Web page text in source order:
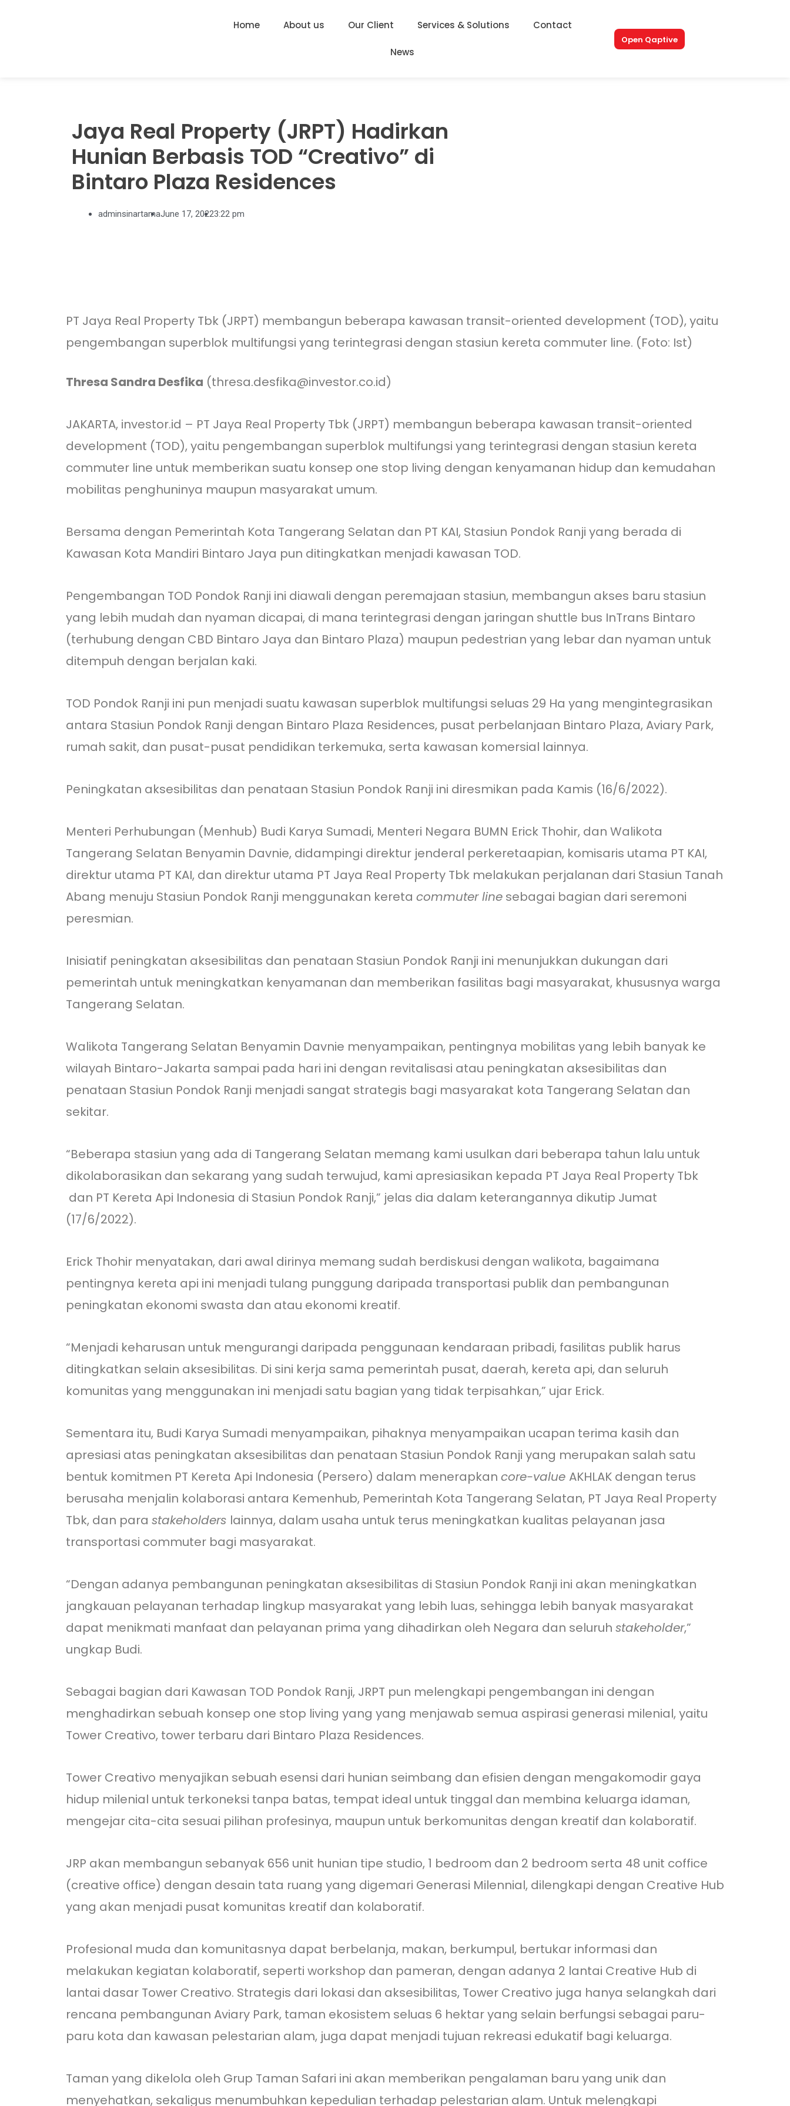
Home About us Our Client Services & Solutions Contact
News
Open Qaptive
Jaya Real Property (JRPT) Hadirkan
Hunian Berbasis TOD “Creativo” di
Bintaro Plaza Residences
adminsinartamaJune 17, 20223:22 pm
PT Jaya Real Property Tbk (JRPT) membangun beberapa kawasan transit-oriented development (TOD), yaitu
pengembangan superblok multifungsi yang terintegrasi dengan stasiun kereta commuter line. (Foto: Ist)
Thresa Sandra Desfika (thresa.desfika@investor.co.id)
JAKARTA, investor.id – PT Jaya Real Property Tbk (JRPT) membangun beberapa kawasan transit-oriented
development (TOD), yaitu pengembangan superblok multifungsi yang terintegrasi dengan stasiun kereta
commuter line untuk memberikan suatu konsep one stop living dengan kenyamanan hidup dan kemudahan
mobilitas penghuninya maupun masyarakat umum.
Bersama dengan Pemerintah Kota Tangerang Selatan dan PT KAI, Stasiun Pondok Ranji yang berada di
Kawasan Kota Mandiri Bintaro Jaya pun ditingkatkan menjadi kawasan TOD.
Pengembangan TOD Pondok Ranji ini diawali dengan peremajaan stasiun, membangun akses baru stasiun
yang lebih mudah dan nyaman dicapai, di mana terintegrasi dengan jaringan shuttle bus InTrans Bintaro
(terhubung dengan CBD Bintaro Jaya dan Bintaro Plaza) maupun pedestrian yang lebar dan nyaman untuk
ditempuh dengan berjalan kaki.
TOD Pondok Ranji ini pun menjadi suatu kawasan superblok multifungsi seluas 29 Ha yang mengintegrasikan
antara Stasiun Pondok Ranji dengan Bintaro Plaza Residences, pusat perbelanjaan Bintaro Plaza, Aviary Park,
rumah sakit, dan pusat-pusat pendidikan terkemuka, serta kawasan komersial lainnya.
Peningkatan aksesibilitas dan penataan Stasiun Pondok Ranji ini diresmikan pada Kamis (16/6/2022).
Menteri Perhubungan (Menhub) Budi Karya Sumadi, Menteri Negara BUMN Erick Thohir, dan Walikota
Tangerang Selatan Benyamin Davnie, didampingi direktur jenderal perkeretaapian, komisaris utama PT KAI,
direktur utama PT KAI, dan direktur utama PT Jaya Real Property Tbk melakukan perjalanan dari Stasiun Tanah
Abang menuju Stasiun Pondok Ranji menggunakan kereta commuter line sebagai bagian dari seremoni
peresmian.
Inisiatif peningkatan aksesibilitas dan penataan Stasiun Pondok Ranji ini menunjukkan dukungan dari
pemerintah untuk meningkatkan kenyamanan dan memberikan fasilitas bagi masyarakat, khususnya warga
Tangerang Selatan.
Walikota Tangerang Selatan Benyamin Davnie menyampaikan, pentingnya mobilitas yang lebih banyak ke
wilayah Bintaro-Jakarta sampai pada hari ini dengan revitalisasi atau peningkatan aksesibilitas dan
penataan Stasiun Pondok Ranji menjadi sangat strategis bagi masyarakat kota Tangerang Selatan dan
sekitar.
“Beberapa stasiun yang ada di Tangerang Selatan memang kami usulkan dari beberapa tahun lalu untuk
dikolaborasikan dan sekarang yang sudah terwujud, kami apresiasikan kepada PT Jaya Real Property Tbk
dan PT Kereta Api Indonesia di Stasiun Pondok Ranji,” jelas dia dalam keterangannya dikutip Jumat
(17/6/2022).
Erick Thohir menyatakan, dari awal dirinya memang sudah berdiskusi dengan walikota, bagaimana
pentingnya kereta api ini menjadi tulang punggung daripada transportasi publik dan pembangunan
peningkatan ekonomi swasta dan atau ekonomi kreatif.
“Menjadi keharusan untuk mengurangi daripada penggunaan kendaraan pribadi, fasilitas publik harus
ditingkatkan selain aksesibilitas. Di sini kerja sama pemerintah pusat, daerah, kereta api, dan seluruh
komunitas yang menggunakan ini menjadi satu bagian yang tidak terpisahkan,” ujar Erick.
Sementara itu, Budi Karya Sumadi menyampaikan, pihaknya menyampaikan ucapan terima kasih dan
apresiasi atas peningkatan aksesibilitas dan penataan Stasiun Pondok Ranji yang merupakan salah satu
bentuk komitmen PT Kereta Api Indonesia (Persero) dalam menerapkan core-value AKHLAK dengan terus
berusaha menjalin kolaborasi antara Kemenhub, Pemerintah Kota Tangerang Selatan, PT Jaya Real Property
Tbk, dan para stakeholders lainnya, dalam usaha untuk terus meningkatkan kualitas pelayanan jasa
transportasi commuter bagi masyarakat.
“Dengan adanya pembangunan peningkatan aksesibilitas di Stasiun Pondok Ranji ini akan meningkatkan
jangkauan pelayanan terhadap lingkup masyarakat yang lebih luas, sehingga lebih banyak masyarakat
dapat menikmati manfaat dan pelayanan prima yang dihadirkan oleh Negara dan seluruh stakeholder,”
ungkap Budi.
Sebagai bagian dari Kawasan TOD Pondok Ranji, JRPT pun melengkapi pengembangan ini dengan
menghadirkan sebuah konsep one stop living yang yang menjawab semua aspirasi generasi milenial, yaitu
Tower Creativo, tower terbaru dari Bintaro Plaza Residences.
Tower Creativo menyajikan sebuah esensi dari hunian seimbang dan efisien dengan mengakomodir gaya
hidup milenial untuk terkoneksi tanpa batas, tempat ideal untuk tinggal dan membina keluarga idaman,
mengejar cita-cita sesuai pilihan profesinya, maupun untuk berkomunitas dengan kreatif dan kolaboratif.
JRP akan membangun sebanyak 656 unit hunian tipe studio, 1 bedroom dan 2 bedroom serta 48 unit coffice
(creative office) dengan desain tata ruang yang digemari Generasi Milennial, dilengkapi dengan Creative Hub
yang akan menjadi pusat komunitas kreatif dan kolaboratif.
Profesional muda dan komunitasnya dapat berbelanja, makan, berkumpul, bertukar informasi dan
melakukan kegiatan kolaboratif, seperti workshop dan pameran, dengan adanya 2 lantai Creative Hub di
lantai dasar Tower Creativo. Strategis dari lokasi dan aksesibilitas, Tower Creativo juga hanya selangkah dari
rencana pembangunan Aviary Park, taman ekosistem seluas 6 hektar yang selain berfungsi sebagai paru-
paru kota dan kawasan pelestarian alam, juga dapat menjadi tujuan rekreasi edukatif bagi keluarga.
Taman yang dikelola oleh Grup Taman Safari ini akan memberikan pengalaman baru yang unik dan
menyehatkan, sekaligus menumbuhkan kepedulian terhadap pelestarian alam. Untuk melengkapi